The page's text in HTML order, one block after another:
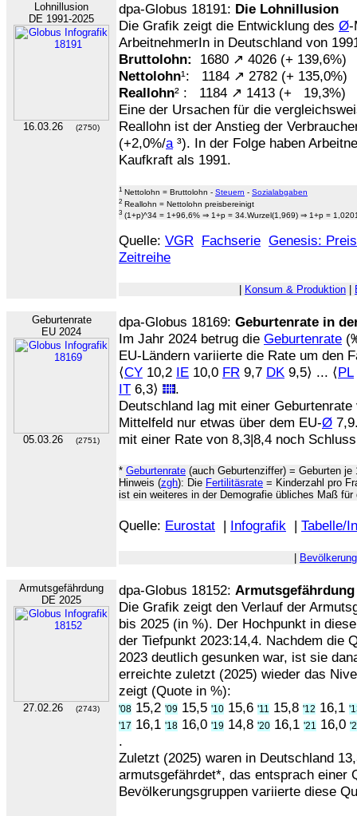
Lohnillusion
DE 1991-2025
16.03.26 (2750)
dpa-Globus 18191: Die Lohnillusion
Die Grafik zeigt die Entwicklung des Ø-
ArbeitnehmerIn in Deutschland von
Bruttolohn:
1680 ↗ 4026 (+ 139,6%)
Nettolohn¹: 1184 ↗ 2782 (+ 135,0%)
Reallohn² : 1184 ↗ 1413 (+ 19,3%)
Eine der Ursachen für die
Reallohn ist der Anstieg der
(+2,0%/a³). In der Folge haben
Kaufkraft als 1991.
1 Nettolohn = Bruttolohn - Steuern - Sozialabgaben
2 Reallohn = Nettolohn preisbereinigt
3 (1+p)^34 = 1+96,6% ⇒ 1+p = 34.Wurzel(1,969) ⇒ 1+p =
Quelle: VGR Fachserie Genesis:
Zeitreihe
Konsum & Produktion
Geburtenrate
EU 2024
05.03.26 (2751)
dpa-Globus 18169: Geburtenrate in
Im Jahr 2024 betrug die Geburtenrate
EU-Ländern variierte die Rate um den
⟨CY 10,2 IE 10,0 FR 9,7 DK 9,5⟩ ... ⟨PL
IT 6,3⟩
.
Deutschland lag mit einer
Mittelfeld nur etwas über dem EU-Ø
mit einer Rate von 8,3|8,4 noch
* Geburtenrate (auch Geburtenziffer) = Geburten
Hinweis (zgh): Die Fertilitäsrate = Kinderzahl pro
ist ein weiteres in der Demografie übliches Maß
Quelle: Eurostat | Infografik | Tabelle/
Bevölkerung
Armutsgefährdung
DE 2025
27.02.26 (2743)
dpa-Globus 18152:
Die Grafik zeigt den Verlauf der
bis 2025 (in %). Der Hochpunkt in
der Tiefpunkt 2023:14,4. Nachdem die
2023 deutlich gesunken war, ist sie
erreichte zuletzt (2025) wieder das
zeigt (Quote in %):
'08 15,2 '09 15,5 '10 15,6 '11 15,8 '12 16,1
'17 16,1 '18 16,0 '19 14,8 '20 16,1 '21 16,0
.
Zuletzt (2025) waren in Deutschland
armutsgefährdet*, das entsprach einer
Bevölkerungsgruppen variierte diese